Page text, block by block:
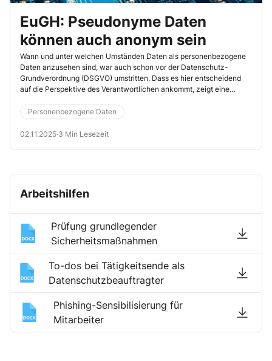
EuGH: Pseudonyme Daten
können auch anonym sein
Wann und unter welchen Umständen Daten als personenbezogene
Daten anzusehen sind, war auch schon vor der Datenschutz-
Grundverordnung (DSGVO) umstritten. Dass es hier entscheidend
auf die Perspektive des Verantwortlichen ankommt, zeigt eine
(Rs. C-413/23 P).
Personenbezogene Daten
02.11.2025·3 Min Lesezeit
Arbeitshilfen
Prüfung grundlegender
Sicherheitsmaßnahmen
To-dos bei Tätigkeitsende als
Datenschutzbeauftragter
Phishing-Sensibilisierung für
Mitarbeiter